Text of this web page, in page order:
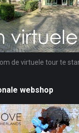
de virtuele tour te
webshop